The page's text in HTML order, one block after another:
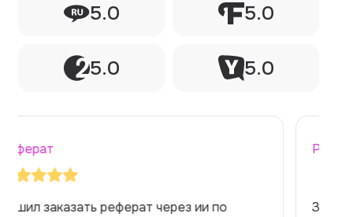
5.0 5.0
5.0 5.0
Реферат
Заказывала реферат с помощью нейросети